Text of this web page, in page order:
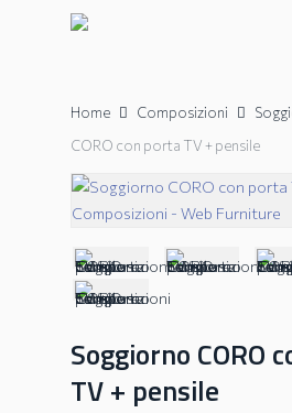
Home Composizioni
CORO con porta TV + pensile
Soggiorno CORO
TV + pensile